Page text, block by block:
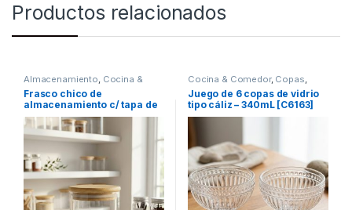
Productos relacionados
Almacenamiento, Cocina &
Comedor
Frasco chico de
almacenamiento c/ tapa de
bambú [105358]
Cocina & Comedor, Copas,
Recipientes para bebidas y
líquidos
Juego de 6 copas de vidrio
tipo cáliz – 340mL [C6163]